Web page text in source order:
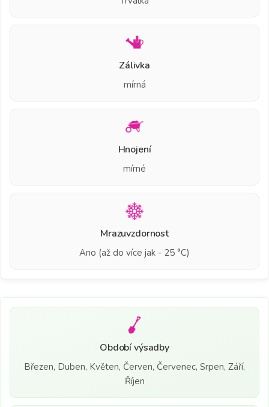
Zálivka
mírná
Hnojení
mírné
Mrazuvzdornost
Ano (až do více jak - 25 °C)
Období výsadby
Březen, Duben, Květen, Červen, Červenec, Srpen, Září,
Říjen